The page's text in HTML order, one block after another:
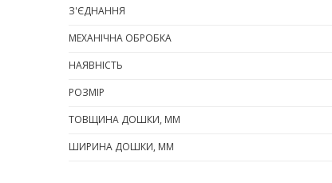
З'ЄДНАННЯ
МЕХАНІЧНА ОБРОБКА
НАЯВНІСТЬ
РОЗМІР
ТОВЩИНА ДОШКИ, ММ
ШИРИНА ДОШКИ, ММ